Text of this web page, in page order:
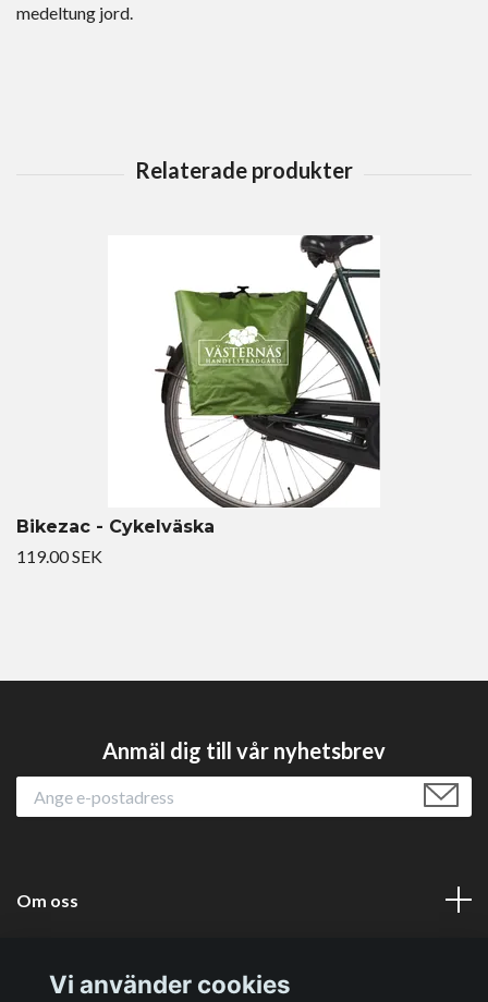
medeltung jord.
Bikezac - Cykelväska
119.00 SEK
Anmäl dig till vår nyhetsbrev
Om oss
Vi använder cookies